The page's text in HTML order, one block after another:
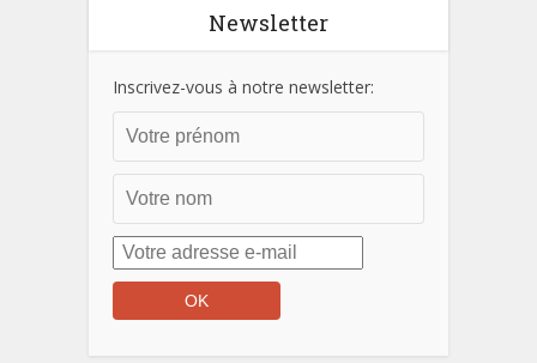
Newsletter
Inscrivez-vous à notre newsletter: